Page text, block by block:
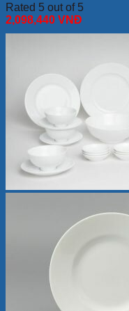
Rated 5 out of 5
2,098,440 VNĐ